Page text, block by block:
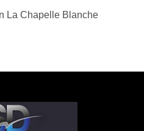
La Chapelle Blanche